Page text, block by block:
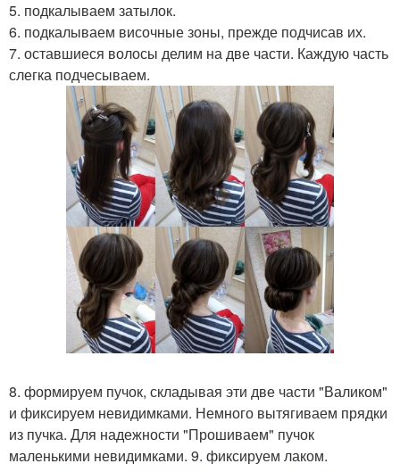
5. подкалываем затылок.
6. подкалываем височные зоны, прежде подчисав их.
7. оставшиеся волосы делим на две части. Каждую часть
слегка подчесываем.
8. формируем пучок, складывая эти две части "Валиком"
и фиксируем невидимками. Немного вытягиваем прядки
из пучка. Для надежности "Прошиваем" пучок
маленькими невидимками. 9. фиксируем лаком.